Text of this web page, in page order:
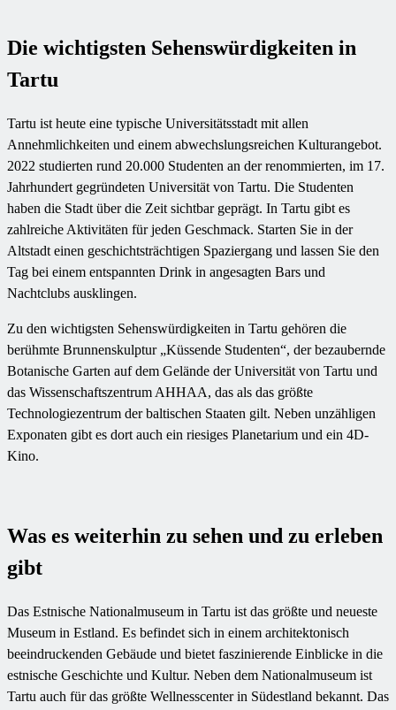
Die wichtigsten Sehenswürdigkeiten in
Tartu
Tartu ist heute eine typische Universitätsstadt mit allen
Annehmlichkeiten und einem abwechslungsreichen Kulturangebot.
2022 studierten rund 20.000 Studenten an der renommierten, im 17.
Jahrhundert gegründeten Universität von Tartu. Die Studenten
haben die Stadt über die Zeit sichtbar geprägt. In Tartu gibt es
zahlreiche Aktivitäten für jeden Geschmack. Starten Sie in der
Altstadt einen geschichtsträchtigen Spaziergang und lassen Sie den
Tag bei einem entspannten Drink in angesagten Bars und
Nachtclubs ausklingen.
Zu den wichtigsten Sehenswürdigkeiten in Tartu gehören die
berühmte Brunnenskulptur „Küssende Studenten“, der bezaubernde
Botanische Garten auf dem Gelände der Universität von Tartu und
das Wissenschaftszentrum AHHAA, das als das größte
Technologiezentrum der baltischen Staaten gilt. Neben unzähligen
Exponaten gibt es dort auch ein riesiges Planetarium und ein 4D-
Kino.
Was es weiterhin zu sehen und zu erleben
gibt
Das Estnische Nationalmuseum in Tartu ist das größte und neueste
Museum in Estland. Es befindet sich in einem architektonisch
beeindruckenden Gebäude und bietet faszinierende Einblicke in die
estnische Geschichte und Kultur. Neben dem Nationalmuseum ist
Tartu auch für das größte Wellnesscenter in Südestland bekannt. Das